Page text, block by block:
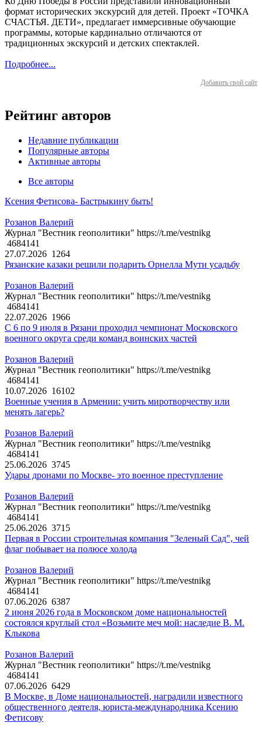
формат исторических экскурсий для детей. Проект «ТОЧКА
СЧАСТЬЯ. ДЕТИ», предлагает иммерсивные обучающие
программы, которые кардинально отличаются от
традиционных экскурсий и детских спектаклей.
Подробнее...
Добавить свой сайт
Рейтинг авторов
Недавние публикации
Популярные авторы
Активные авторы
Все авторы
Ксения Фетисова- Бастрыкину быть!
Розанов Валерий
Журнал "Вестник геополитики" https://t.me/vestnikg
4684141
27.07.2026 1264
Рязанские казаки решили подарить Орнелла Мути усадьбу
Розанов Валерий
Журнал "Вестник геополитики" https://t.me/vestnikg
4684141
22.07.2026 1966
С 6 по 9 июля в Рязани проходил чемпионат Московского
военного округа среди команд воинских частей
Розанов Валерий
Журнал "Вестник геополитики" https://t.me/vestnikg
4684141
10.07.2026 16102
Военные учения в Армении: учить миротворчеству или
менять лагерь?
Розанов Валерий
Журнал "Вестник геополитики" https://t.me/vestnikg
4684141
25.06.2026 3745
Удары дронами по Москве- это военное преступление
Розанов Валерий
Журнал "Вестник геополитики" https://t.me/vestnikg
4684141
25.06.2026 3715
Первая в России строительная компания "Зеленый Сад", чей
флаг побывает на полюсе холода
Розанов Валерий
Журнал "Вестник геополитики" https://t.me/vestnikg
4684141
07.06.2026 6387
2 июня 2026 года в Московском доме национальностей
состоялся круглый стол «Возьмите меч мой: наследие В. М.
Клыкова
Розанов Валерий
Журнал "Вестник геополитики" https://t.me/vestnikg
4684141
07.06.2026 6429
В Москве, в Доме национальностей, наградили известного
общественного деятеля, юриста-международника Ксению
Фетисову